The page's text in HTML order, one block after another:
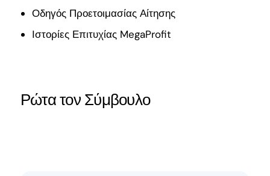
Οδηγός Προετοιμασίας Αίτησης
Ιστορίες Επιτυχίας MegaProfit
Ρώτα τον Σύμβουλο